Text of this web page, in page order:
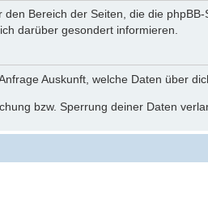
den Bereich der Seiten, die die
darüber gesondert informieren.
Auskunft, welche Daten über
bzw. Sperrung deiner Daten